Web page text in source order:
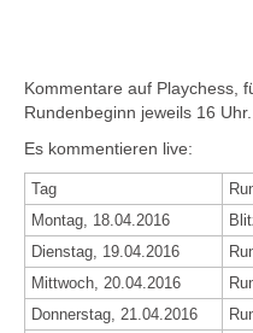
Kommentare auf Playchess,
Rundenbeginn jeweils 16 Uhr.
Es kommentieren live:
Tag
Montag, 18.04.2016
Dienstag, 19.04.2016
Mittwoch, 20.04.2016
Donnerstag, 21.04.2016